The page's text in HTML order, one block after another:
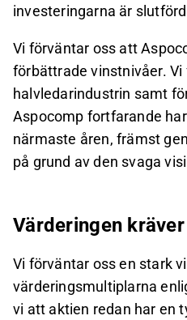
investeringarna är
Vi förväntar oss att
förbättrade vinstnivåer.
halvledarindustrin samt
Aspocomp fortfarande
närmaste åren, främst
på grund av den svaga
Värderingen
Vi förväntar oss en stark
värderingsmultiplarna
vi att aktien redan har en